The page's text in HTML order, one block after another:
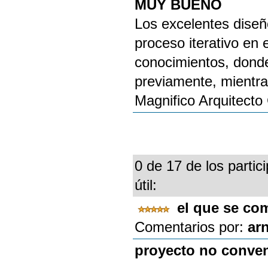
MUY BUENO
Los excelentes
proceso iterativo en
conocimientos,
previamente,
Magnifico Arquitecto
0 de 17 de los
útil:
el que se
Comentarios por:
proyecto no